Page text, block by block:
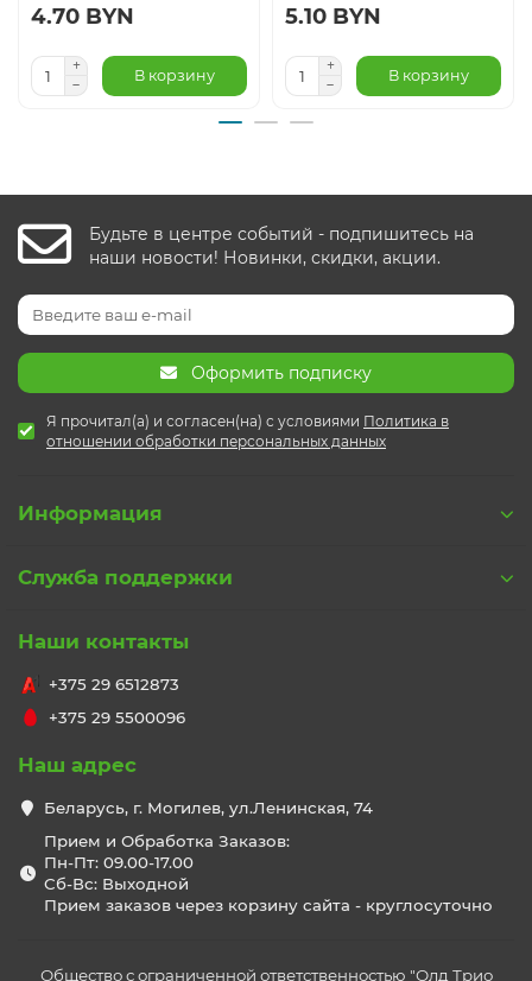
4.70 BYN
В корзину
5.10 BYN
В корзину
Будьте в центре событий - подпишитесь на
наши новости! Новинки, скидки, акции.
Оформить подписку
Я прочитал(а) и согласен(на) с условиями Политика в
отношении обработки персональных данных
Информация
Служба поддержки
Наши контакты
+375 29 6512873
+375 29 5500096
Наш адрес
Беларусь, г. Могилев, ул.Ленинская, 74
Прием и Обработка Заказов:
Пн-Пт: 09.00-17.00
Сб-Вс: Выходной
Прием заказов через корзину сайта - круглосуточно
Общество с ограниченной ответственностью "Олд Трио